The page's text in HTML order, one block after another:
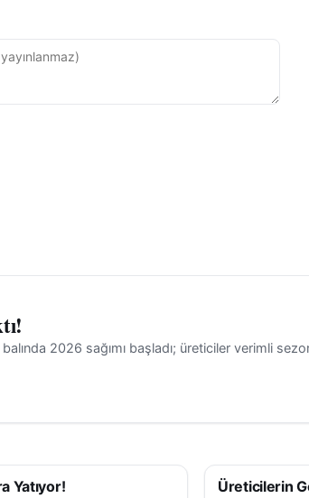
2026 sağımı başladı; üreticiler verimli
Yatıyor! EKONOMI
Üreticilerin